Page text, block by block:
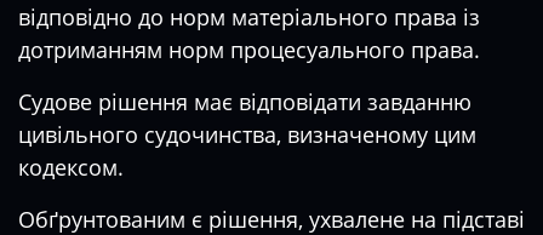
відповідно до норм матеріального права із
дотриманням норм процесуального права.
Судове рішення має відповідати завданню
цивільного судочинства, визначеному цим
кодексом.
Обґрунтованим є рішення, ухвалене на підставі